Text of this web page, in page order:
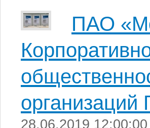
ПАО
28.06.2019 12:00:00